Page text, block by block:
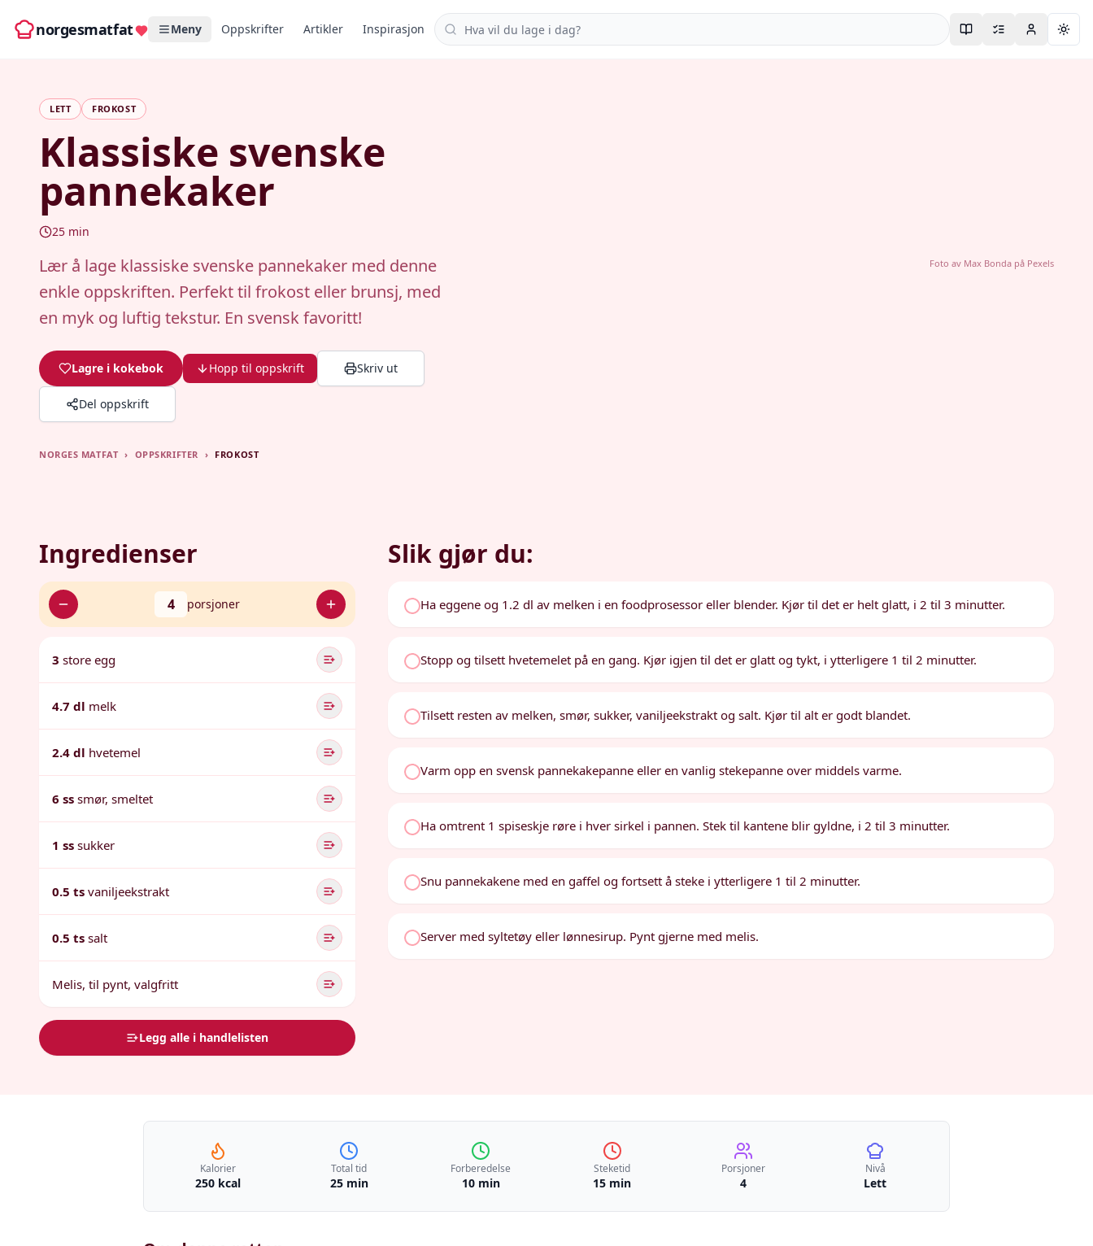
norgesmatfat Meny Oppskrifter Artikler Inspirasjon Søk i oppskrifter
LETT FROKOST
Klassiske svenske
pannekaker
25 min
Lær å lage klassiske svenske pannekaker med denne
enkle oppskriften. Perfekt til frokost eller brunsj, med
en myk og luftig tekstur. En svensk favoritt!
Lagre i kokebok Hopp til oppskrift Skriv ut
Del oppskrift
Foto av Max Bondapå Pexels
NORGES MATFAT › OPPSKRIFTER › FROKOST
Ingredienser
4 porsjoner
3 store egg
4.7 dl melk
2.4 dl hvetemel
6 ss smør, smeltet
1 ss sukker
0.5 ts vaniljeekstrakt
0.5 ts salt
Melis, til pynt, valgfritt
Legg alle i handlelisten
Slik gjør du:
Ha eggene og 1.2 dl av melken i en foodprosessor eller blender. Kjør til det er helt glatt, i 2 til 3 minutter.
Stopp og tilsett hvetemelet på en gang. Kjør igjen til det er glatt og tykt, i ytterligere 1 til 2 minutter.
Tilsett resten av melken, smør, sukker, vaniljeekstrakt og salt. Kjør til alt er godt blandet.
Varm opp en svensk pannekakepanne eller en vanlig stekepanne over middels varme.
Ha omtrent 1 spiseskje røre i hver sirkel i pannen. Stek til kantene blir gyldne, i 2 til 3 minutter.
Snu pannekakene med en gaffel og fortsett å steke i ytterligere 1 til 2 minutter.
Server med syltetøy eller lønnesirup. Pynt gjerne med melis.
Kalorier
250 kcal
Total tid
25 min
Forberedelse
10 min
Steketid
15 min
Porsjoner
4
Nivå
Lett